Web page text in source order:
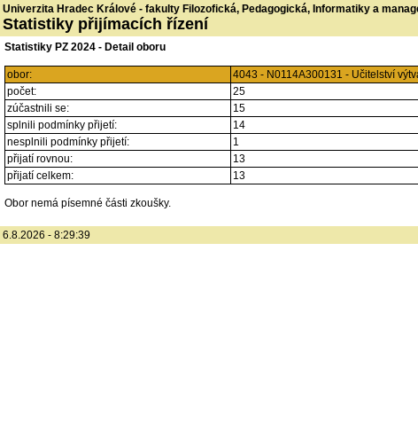
Univerzita Hradec Králové - fakulty Filozofická, Pedagogická, Informatiky a
Statistiky přijímacích řízení
Statistiky PZ 2024 - Detail oboru
obor:
4043 - N0114A300131 - Učitelství
počet:
25
zúčastnili se:
15
splnili podmínky přijetí:
14
nesplnili podmínky přijetí:
1
přijatí rovnou:
13
přijatí celkem:
13
Obor nemá písemné části zkoušky.
6.8.2026 - 8:29:39